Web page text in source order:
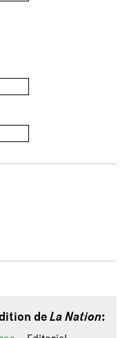
deLa Nation: